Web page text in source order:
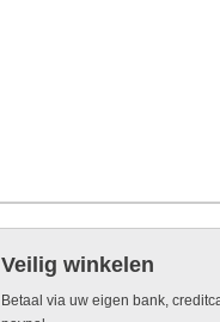
Veilig winkelen
Betaal via uw eigen bank,